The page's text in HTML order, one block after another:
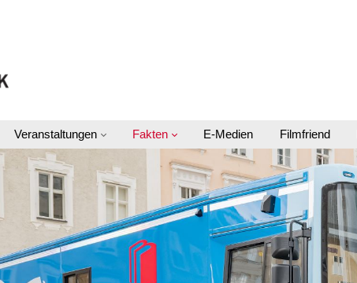
Veranstaltungen Fakten E-Medien Filmfriend